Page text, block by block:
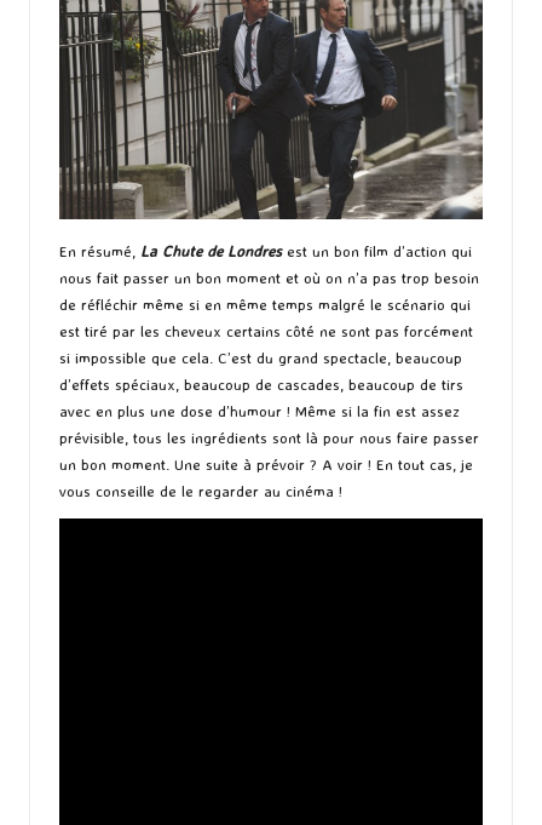
En résumé, La Chute de Londres est un bon film d’action qui
nous fait passer un bon moment et où on n’a pas trop besoin
de réfléchir même si en même temps malgré le scénario qui
est tiré par les cheveux certains côté ne sont pas forcément
si impossible que cela. C’est du grand spectacle, beaucoup
d’effets spéciaux, beaucoup de cascades, beaucoup de tirs
avec en plus une dose d’humour ! Même si la fin est assez
prévisible, tous les ingrédients sont là pour nous faire passer
un bon moment. Une suite à prévoir ? A voir ! En tout cas, je
vous conseille de le regarder au cinéma !